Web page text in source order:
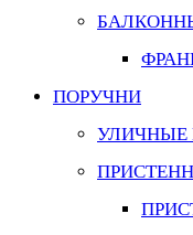
ПОРУЧНИ
УЛИЧНЫЕ